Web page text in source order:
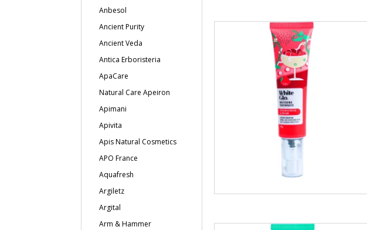
Anbesol
Ancient Purity
Ancient Veda
Antica Erboristeria
ApaCare
Natural Care Apeiron
Apimani
Apivita
Apis Natural Cosmetics
APO France
Aquafresh
Argiletz
Argital
Arm & Hammer